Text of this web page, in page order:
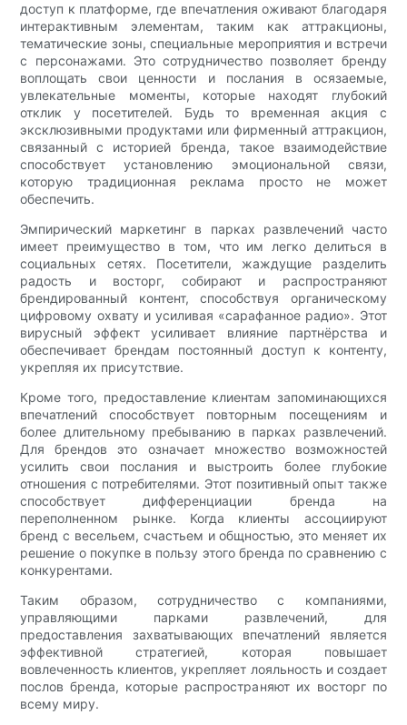
доступ к платформе, где впечатления оживают благодаря
интерактивным элементам, таким как аттракционы,
тематические зоны, специальные мероприятия и встречи
с персонажами. Это сотрудничество позволяет бренду
воплощать свои ценности и послания в осязаемые,
увлекательные моменты, которые находят глубокий
отклик у посетителей. Будь то временная акция с
эксклюзивными продуктами или фирменный аттракцион,
связанный с историей бренда, такое взаимодействие
способствует установлению эмоциональной связи,
которую традиционная реклама просто не может
обеспечить.
Эмпирический маркетинг в парках развлечений часто
имеет преимущество в том, что им легко делиться в
социальных сетях. Посетители, жаждущие разделить
радость и восторг, собирают и распространяют
брендированный контент, способствуя органическому
цифровому охвату и усиливая «сарафанное радио». Этот
вирусный эффект усиливает влияние партнёрства и
обеспечивает брендам постоянный доступ к контенту,
укрепляя их присутствие.
Кроме того, предоставление клиентам запоминающихся
впечатлений способствует повторным посещениям и
более длительному пребыванию в парках развлечений.
Для брендов это означает множество возможностей
усилить свои послания и выстроить более глубокие
отношения с потребителями. Этот позитивный опыт также
способствует дифференциации бренда на
переполненном рынке. Когда клиенты ассоциируют
бренд с весельем, счастьем и общностью, это меняет их
решение о покупке в пользу этого бренда по сравнению с
конкурентами.
Таким образом, сотрудничество с компаниями,
управляющими парками развлечений, для
предоставления захватывающих впечатлений является
эффективной стратегией, которая повышает
вовлеченность клиентов, укрепляет лояльность и создает
послов бренда, которые распространяют их восторг по
всему миру.